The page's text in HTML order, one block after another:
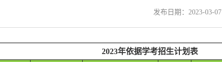
发布日期：2023-03-07
2023年依据学考招生计划表